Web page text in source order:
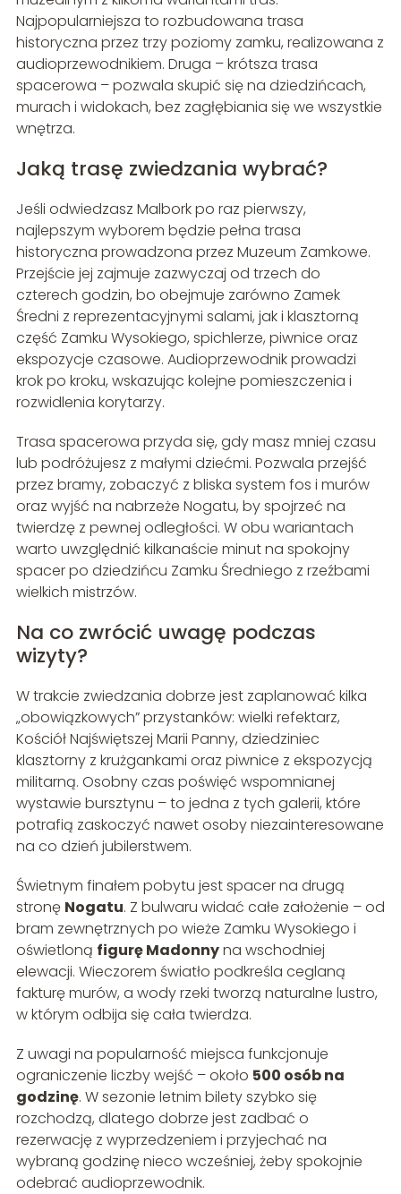
Najpopularniejsza to rozbudowana trasa
historyczna przez trzy poziomy zamku, realizowana z
audioprzewodnikiem. Druga – krótsza trasa
spacerowa – pozwala skupić się na dziedzińcach,
murach i widokach, bez zagłębiania się we wszystkie
wnętrza.
Jaką trasę zwiedzania wybrać?
Jeśli odwiedzasz Malbork po raz pierwszy,
najlepszym wyborem będzie pełna trasa
historyczna prowadzona przez Muzeum Zamkowe.
Przejście jej zajmuje zazwyczaj od trzech do
czterech godzin, bo obejmuje zarówno Zamek
Średni z reprezentacyjnymi salami, jak i klasztorną
część Zamku Wysokiego, spichlerze, piwnice oraz
ekspozycje czasowe. Audioprzewodnik prowadzi
krok po kroku, wskazując kolejne pomieszczenia i
rozwidlenia korytarzy.
Trasa spacerowa przyda się, gdy masz mniej czasu
lub podróżujesz z małymi dziećmi. Pozwala przejść
przez bramy, zobaczyć z bliska system fos i murów
oraz wyjść na nabrzeże Nogatu, by spojrzeć na
twierdzę z pewnej odległości. W obu wariantach
warto uwzględnić kilkanaście minut na spokojny
spacer po dziedzińcu Zamku Średniego z rzeźbami
wielkich mistrzów.
Na co zwrócić uwagę podczas
wizyty?
W trakcie zwiedzania dobrze jest zaplanować kilka
„obowiązkowych” przystanków: wielki refektarz,
Kościół Najświętszej Marii Panny, dziedziniec
klasztorny z krużgankami oraz piwnice z ekspozycją
militarną. Osobny czas poświęć wspomnianej
wystawie bursztynu – to jedna z tych galerii, które
potrafią zaskoczyć nawet osoby niezainteresowane
na co dzień jubilerstwem.
Świetnym finałem pobytu jest spacer na drugą
stronę Nogatu. Z bulwaru widać całe założenie – od
bram zewnętrznych po wieże Zamku Wysokiego i
oświetloną figurę Madonnyna wschodniej
elewacji. Wieczorem światło podkreśla ceglaną
fakturę murów, a wody rzeki tworzą naturalne lustro,
w którym odbija się cała twierdza.
Z uwagi na popularność miejsca funkcjonuje
ograniczenie liczby wejść – około 500 osób na
godzinę. W sezonie letnim bilety szybko się
rozchodzą, dlatego dobrze jest zadbać o
rezerwację z wyprzedzeniem i przyjechać na
wybraną godzinę nieco wcześniej, żeby spokojnie
odebrać audioprzewodnik.